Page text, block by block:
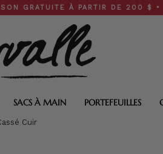
À PARTIR DE 200 $ •
SACS À MAIN PORTEFEUILLES
Cuir